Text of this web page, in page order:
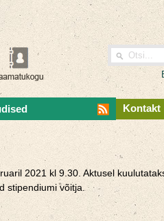
Kontakt
2021 kl 9.30. Aktusel
stipendiumi võitja.